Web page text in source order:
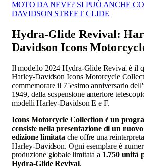
MOTO DA NEVE? SI PUÒ ANCHE
DAVIDSON STREET GLIDE
Hydra-Glide Revival:
Davidson Icons
Il modello 2024 Hydra-Glide Revival è il
Harley-Davidson Icons Motorcycle
commemorare il 75esimo anniversario
1949, della sospensione anteriore
modelli Harley-Davidson E e F.
Icons Motorcycle Collection è un
consiste nella presentazione di un
edizione limitata che offre una
Harley-Davidson. Ogni esemplare è
produzione globale limitata a 1.750 unità
Hydra-Glide Revival.